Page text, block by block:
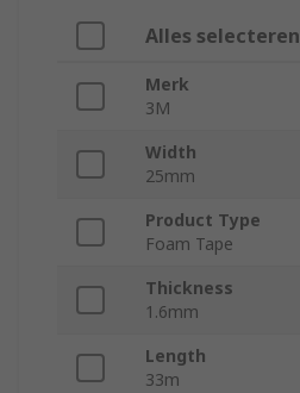
Alles selecteren
Merk
3M
Width
25mm
Product Type
Foam Tape
Thickness
1.6mm
Length
33m